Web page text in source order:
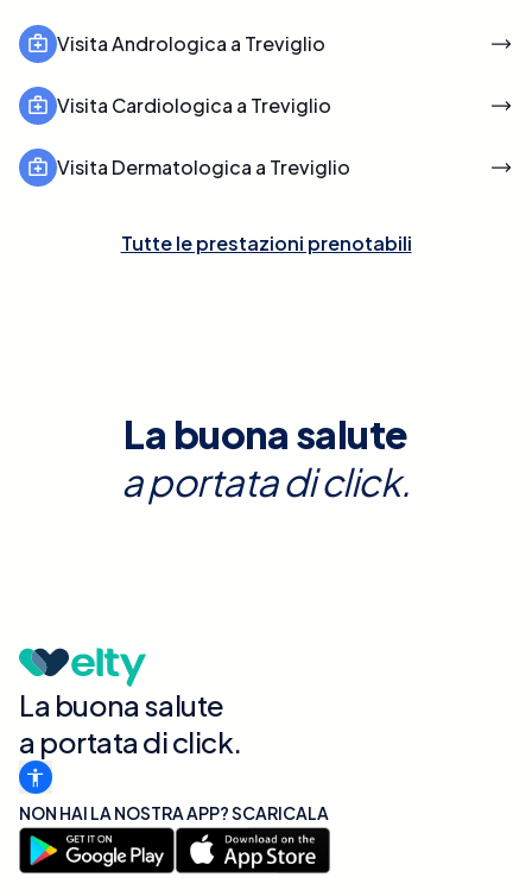
Visita Andrologica a Treviglio
Visita Cardiologica a Treviglio
Visita Dermatologica a Treviglio
Tutte le prestazioni prenotabili
La buona salute
a portata di click.
La buona salute
a portata di click.
NON HAI LA NOSTRA APP? SCARICALA